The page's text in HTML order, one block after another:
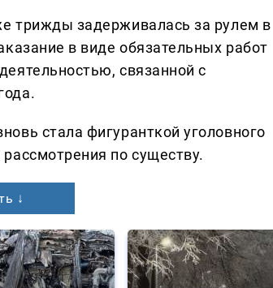
трижды задерживалась за рулем в
в виде обязательных работ
связанной с
стала фигуранткой уголовного
по существу.
↓